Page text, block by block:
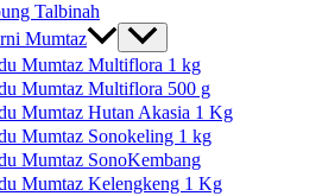
Talbinah
Mumtaz
Mumtaz Multiflora 1 kg
Mumtaz Multiflora 500 g
Mumtaz Hutan Akasia 1 Kg
Mumtaz Sonokeling 1 kg
Mumtaz SonoKembang
Mumtaz Kelengkeng 1 Kg